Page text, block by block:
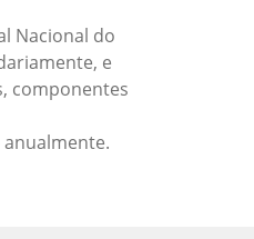
Nacional do
e
componentes